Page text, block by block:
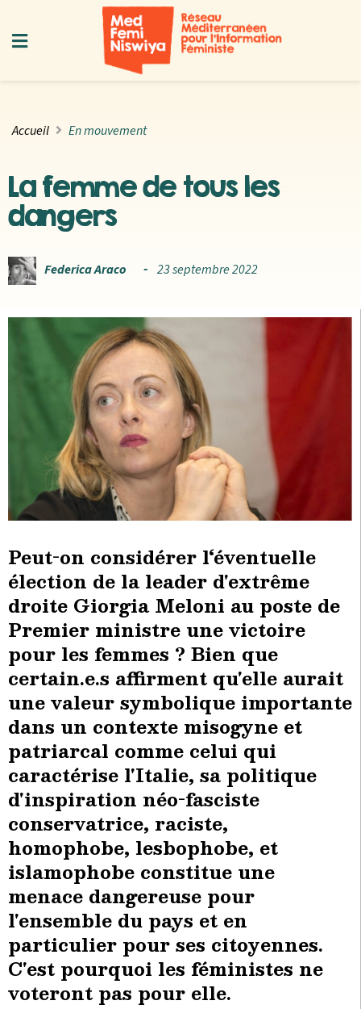
Accueil En mouvement
La femme de tous les
dangers
Federica Araco 23 septembre 2022
Peut-on considérer l‘éventuelle
élection de la leader d'extrême
droite Giorgia Meloni au poste de
Premier ministre une victoire
pour les femmes ? Bien que
certain.e.s affirment qu'elle aurait
une valeur symbolique importante
dans un contexte misogyne et
patriarcal comme celui qui
caractérise l'Italie, sa politique
d'inspiration néo-fasciste
conservatrice, raciste,
homophobe, lesbophobe, et
islamophobe constitue une
menace dangereuse pour
l'ensemble du pays et en
particulier pour ses citoyennes.
C'est pourquoi les féministes ne
voteront pas pour elle.